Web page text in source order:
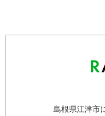
島根県江津市